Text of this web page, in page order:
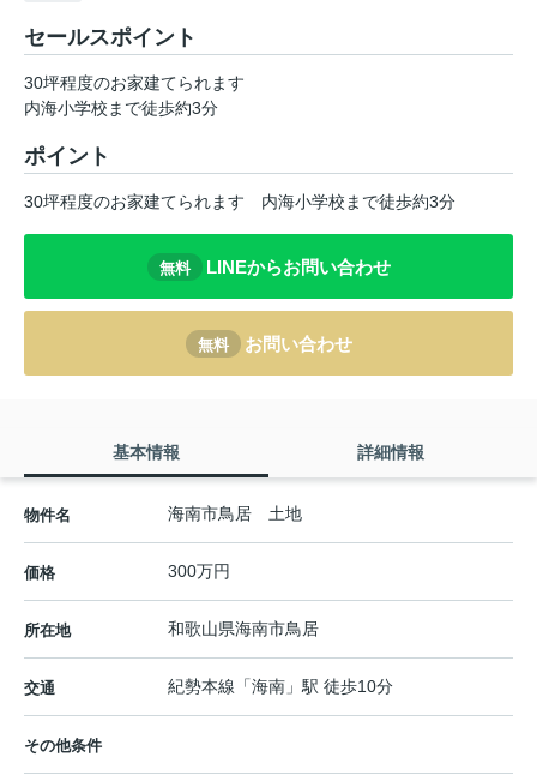
セールスポイント
30坪程度のお家建てられます
内海小学校まで徒歩約3分
ポイント
30坪程度のお家建てられます 内海小学校まで徒歩約3分
無料 LINEからお問い合わせ
無料 お問い合わせ
基本情報 詳細情報
物件名 海南市鳥居 土地
価格 300万円
所在地 和歌山県海南市鳥居
交通 紀勢本線 「海南 」駅 徒歩10分
その他条件